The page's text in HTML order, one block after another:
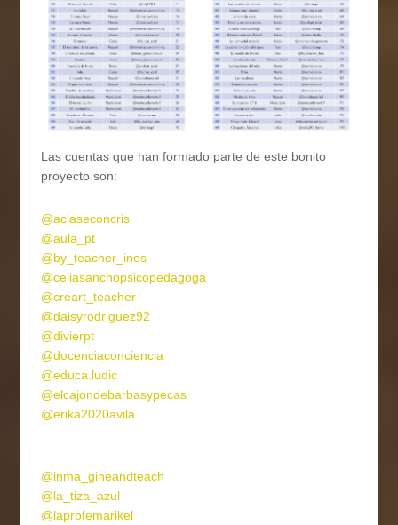
Las cuentas que han formado parte de este bonito
proyecto son:
@aclaseconcris
@aula_pt
@by_teacher_ines
@celiasanchopsicopedagoga
@creart_teacher
@daisyrodriguez92
@divierpt
@docenciaconciencia
@educa.ludic
@elcajondebarbasypecas
@erika2020avila
@inma_gineandteach
@la_tiza_azul
@laprofemarikel